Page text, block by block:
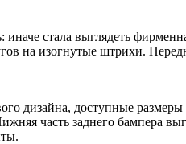
стала выглядеть
на изогнутые штрихи.
дизайна, доступные
часть заднего бампера